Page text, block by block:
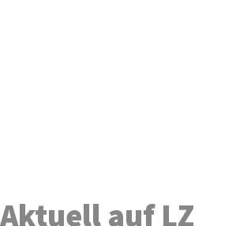
Aktuell auf LZ